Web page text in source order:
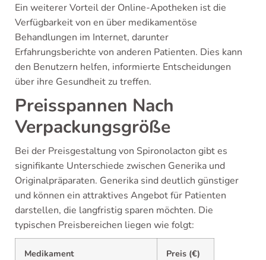
Ein weiterer Vorteil der Online-Apotheken ist die
Verfügbarkeit von en über medikamentöse
Behandlungen im Internet, darunter
Erfahrungsberichte von anderen Patienten. Dies kann
den Benutzern helfen, informierte Entscheidungen
über ihre Gesundheit zu treffen.
Preisspannen Nach
Verpackungsgröße
Bei der Preisgestaltung von Spironolacton gibt es
signifikante Unterschiede zwischen Generika und
Originalpräparaten. Generika sind deutlich günstiger
und können ein attraktives Angebot für Patienten
darstellen, die langfristig sparen möchten. Die
typischen Preisbereichen liegen wie folgt:
Medikament Preis (€)